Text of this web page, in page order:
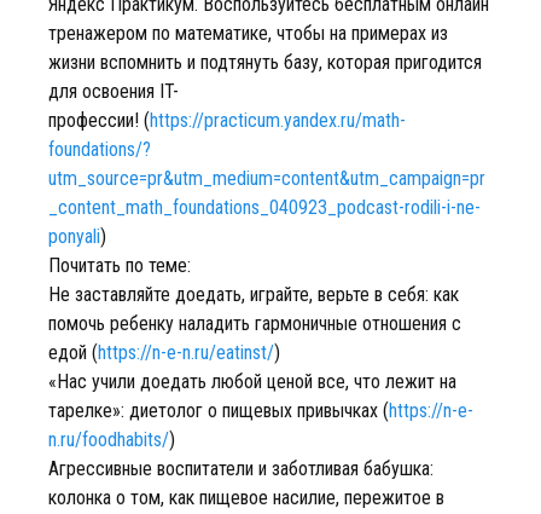
тренажером по математике, чтобы на примерах из
жизни вспомнить и подтянуть базу, которая пригодится
для освоения IT-
профессии! (https://practicum.yandex.ru/math-
foundations/?
utm_source=pr&utm_medium=content&utm_campaign=pr
_content_math_foundations_040923_podcast-rodili-i-ne-
ponyali)
Почитать по теме:
Не заставляйте доедать, играйте, верьте в себя: как
помочь ребенку наладить гармоничные отношения с
едой (https://n-e-n.ru/eatinst/)
«Нас учили доедать любой ценой все, что лежит на
тарелке»: диетолог о пищевых привычках (https://n-e-
n.ru/foodhabits/)
Агрессивные воспитатели и заботливая бабушка:
колонка о том, как пищевое насилие, пережитое в